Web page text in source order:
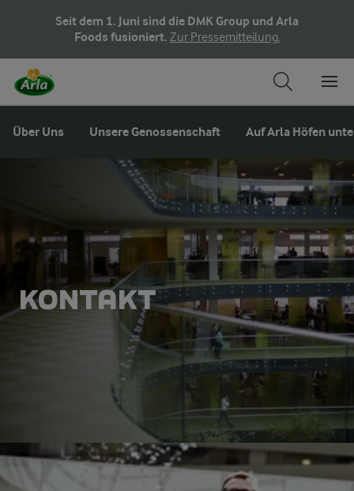
Seit dem 1. Juni sind die DMK Group und Arla
Foods fusioniert. Zur Pressemitteilung.
KONTAKT
Über Uns Unsere Genossenschaft Auf Arla Höfen